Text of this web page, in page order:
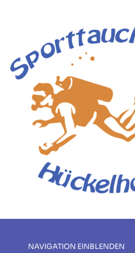
NAVIGATION EINBLENDEN